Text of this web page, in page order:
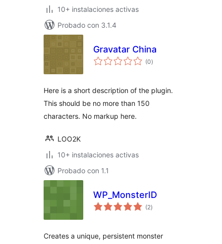
10+ instalaciones activas
Probado con 3.1.4
Gravatar China
(0total
de
)
Here is a short description of the plugin.
This should be no more than 150
characters. No markup here.
LOO2K
10+ instalaciones activas
Probado con 1.1
WP_MonsterID
(2total
de
)
Creates a unique, persistent monster